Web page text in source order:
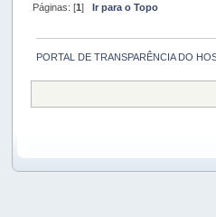
Páginas: [1] Ir para o Topo
PORTAL DE TRANSPARÊNCIA DO